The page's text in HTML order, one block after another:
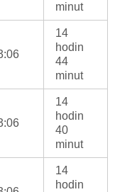
minut
14
hodin
44
minut
14
hodin
40
minut
14
hodin